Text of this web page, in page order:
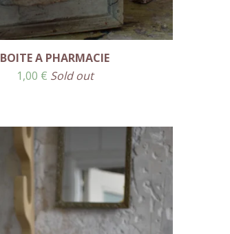
BOITE A PHARMACIE
1,00 € Sold out